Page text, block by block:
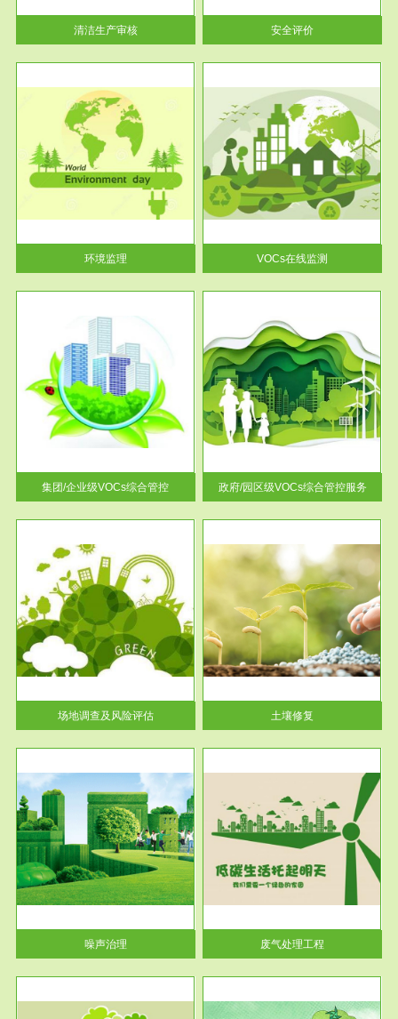
清洁生产审核
营活...
安全评价
环境监理
服务范围
VOCs在线监测
根据《重点区域大气污染防
治“十二五”规划》有机废气净化
率达...
VOCs在线监测
集团/企业级VOCs综合管控
服务范围
政府/园区级VOCs综合管控服务
根据《石化行业挥发性有机物综
合整治方案》文件要求，到2017
年，全...
政府/园区级VOCs综合管控服务
场地调查及风险评估
服务范围
土壤修复
土壤修复
噪声治理
服务范围
废气处理工程
废气处理工程